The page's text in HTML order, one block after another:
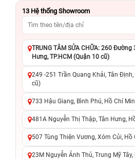
13 Hệ thống Showroom
TRUNG TÂM SỬA CHỮA: 260
Hưng, TP.HCM (Quận 10 cũ)
249 -251 Trần Quang Khải, Tân
cũ)
733 Hậu Giang, Bình Phú, Hồ Chí
481A Nguyễn Thị Thập, Tân Hưng,
507 Tùng Thiện Vương, Xóm Củi,
23M Nguyễn Ảnh Thủ, Trung Mỹ